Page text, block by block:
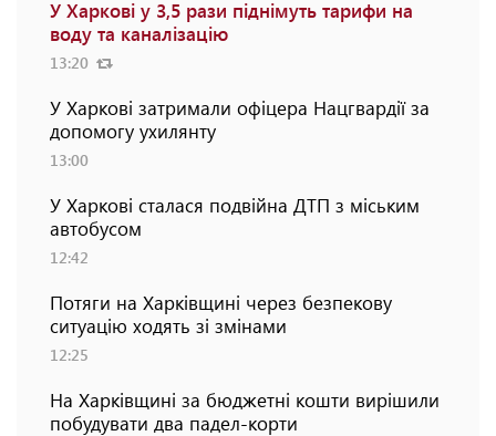
У Харкові у 3,5 рази піднімуть тарифи на
воду та каналізацію
13:20
У Харкові затримали офіцера Нацгвардії за
допомогу ухилянту
13:00
У Харкові сталася подвійна ДТП з міським
автобусом
12:42
Потяги на Харківщині через безпекову
ситуацію ходять зі змінами
12:25
На Харківщині за бюджетні кошти вирішили
побудувати два падел-корти